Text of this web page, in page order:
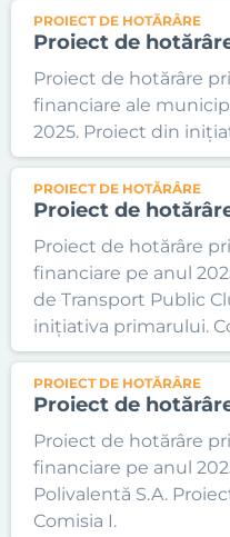
PROIECT DE HOTĂRÂRE
Proiect de
Proiect de hotărâre
financiare ale
2025. Proiect din
PROIECT DE HOTĂRÂRE
Proiect de
Proiect de hotărâre
financiare pe anul
de Transport Public
inițiativa primarului.
PROIECT DE HOTĂRÂRE
Proiect de
Proiect de hotărâre
financiare pe anul
Polivalentă S.A.
Comisia I.